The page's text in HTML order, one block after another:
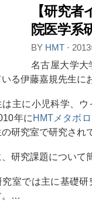
【研究
院医学系
BY HMT ⋅
名古屋大学大
る伊藤嘉規先生に
は主に小児科学、
年にHMTメタボ
研究室で研究され
研究課題について
究室では主に基礎
。…